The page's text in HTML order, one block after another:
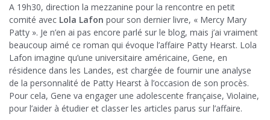
A 19h30, direction la mezzanine pour la rencontre en petit
comité avec Lola Lafon pour son dernier livre, « Mercy Mary
Patty ». Je n’en ai pas encore parlé sur le blog, mais j’ai vraiment
beaucoup aimé ce roman qui évoque l’affaire Patty Hearst. Lola
Lafon imagine qu’une universitaire américaine, Gene, en
résidence dans les Landes, est chargée de fournir une analyse
de la personnalité de Patty Hearst à l’occasion de son procès.
Pour cela, Gene va engager une adolescente française, Violaine,
pour l’aider à étudier et classer les articles parus sur l’affaire.